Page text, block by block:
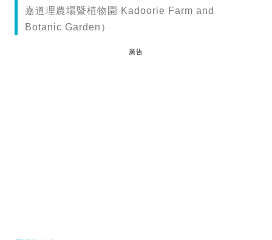
嘉道理農場暨植物園 Kadoorie Farm and
Botanic Garden）
廣告